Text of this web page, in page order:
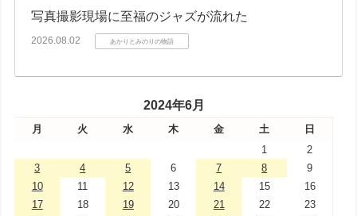
写真撮影現場に至福のジャズが流れた
2026.08.02 あかりとみのりの物語
2024年6月
月 火 水 木 金 土
日
1
2
3
4 5 6 7 8
9
10
11 12 13 14 15
16
17
18 19 20 21 22
23